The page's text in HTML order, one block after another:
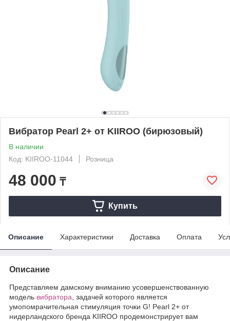
Вибратор Pearl 2+ от KIIROO (бирюзовый)
В наличии
Код: KIIROO-11044
Розница
48 000 ₸
Купить
Описание Характеристики Доставка Оплата
Описание
Представляем дамскому вниманию усовершенствованную
модель вибратора , задачей которого является
умопомрачительная стимуляция точки G! Pearl 2+ от
нидерландского бренда KIIROO продемонстрирует вам